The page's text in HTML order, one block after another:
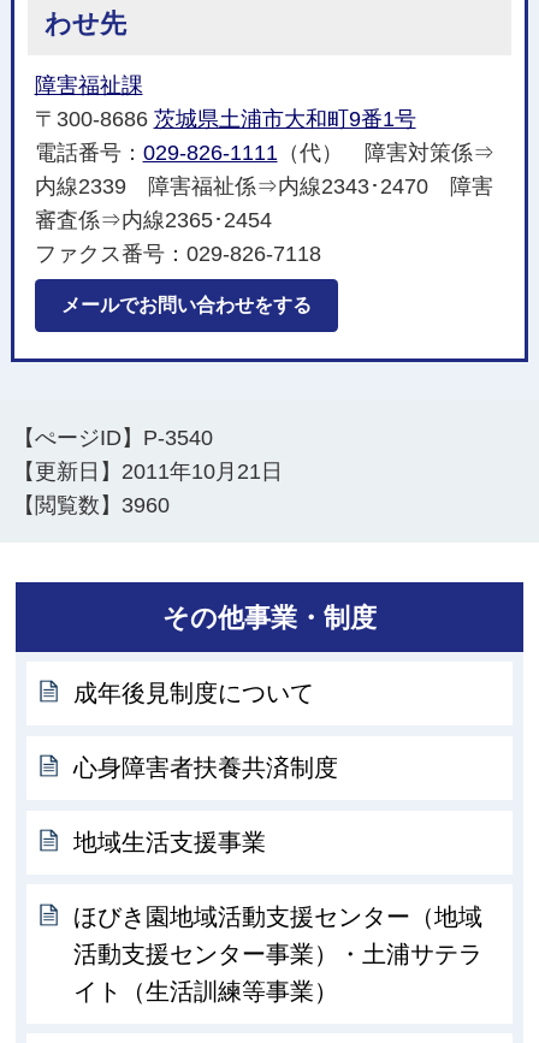
わせ先
障害福祉課
〒300-8686 茨城県土浦市大和町9番1号
電話番号： 029-826-1111 （代） 障害対策係⇒
内線2339 障害福祉係⇒内線2343･2470 障害
審査係⇒内線2365･2454
ファクス番号：029-826-7118
メールでお問い合わせをする
【ぺージID】 P-3540
【更新日】 2011年10月21日
【閲覧数】 3960
その他事業・制度
成年後見制度について
心身障害者扶養共済制度
地域生活支援事業
ほびき園地域活動支援センター（地域
活動支援センター事業）・土浦サテラ
イト（生活訓練等事業）